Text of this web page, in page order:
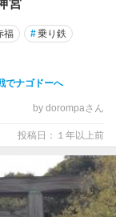
宮
福 #乗り鉄
でナゴドーへ
by dorompaさん
投稿日：１年以上前